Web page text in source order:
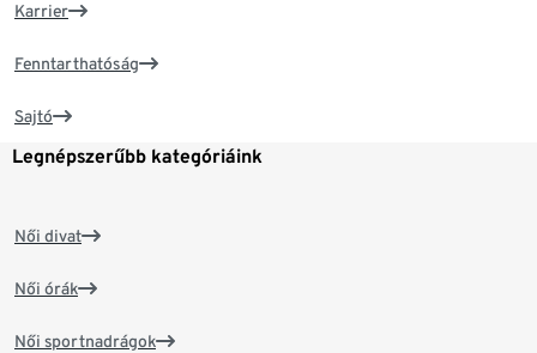
Karrier
Fenntarthatóság
Sajtó
Legnépszerűbb kategóriáink
Női divat
Női órák
Női sportnadrágok